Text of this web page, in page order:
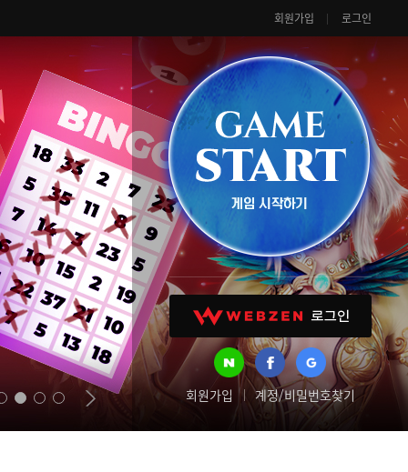
회원가입 로그인
회원가입 계정/비밀번호찾기